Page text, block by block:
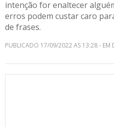
intenção for enaltecer
erros podem custar caro
de frases.
PUBLICADO 17/09/2022 AS 13:28 - EM